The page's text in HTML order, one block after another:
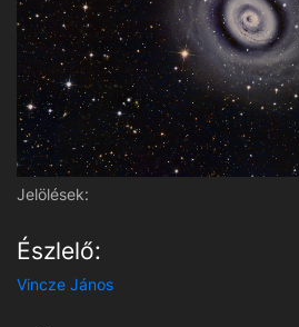
Jelölések:
Észlelő:
Vincze János